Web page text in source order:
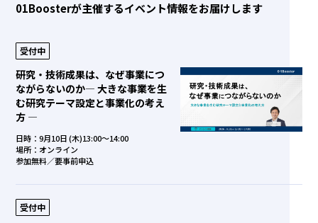
01Boosterが主催するイベント情報をお届けします
受付中
研究・技術成果は、なぜ事業につ
ながらないのか― 大きな事業を生
む研究テーマ設定と事業化の考え
方 ―
日時：9月10日 (木)13:00～14:00
場所：オンライン
参加無料／要事前申込
受付中